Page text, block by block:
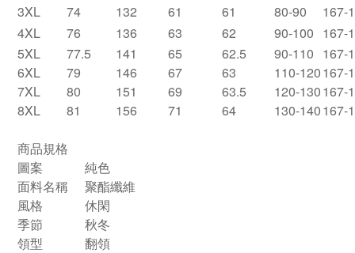
3XL
74 132 61 61 80-90
167-
4XL
76 136 63 62 90-100 167-
5XL
77.5 141 65 62.5 90-110 167-
6XL
79 146 67 63 110-120167-
7XL
80 151 69 63.5 120-130167-
8XL
81 156 71 64 130-140167-
商品規格
圖案
純色
面料名稱
聚酯纖維
風格
休閑
季節
秋冬
領型
翻領